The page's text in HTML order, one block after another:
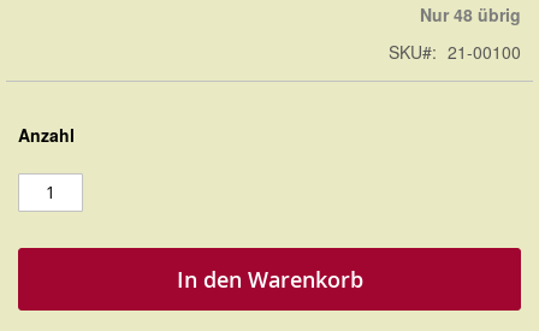
Nur 48 übrig
SKU
21-00100
Anzahl
In den Warenkorb